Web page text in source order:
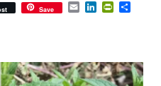
Save EmailLinkedIn